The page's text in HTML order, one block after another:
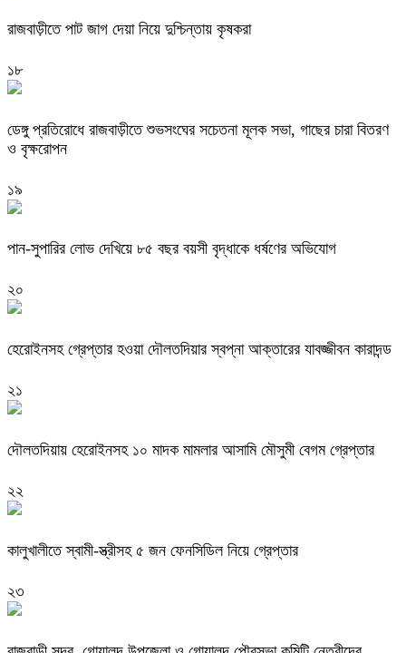
রাজবাড়ীতে পাট জাগ দেয়া নিয়ে দুশ্চিন্তায় কৃষকরা
১৮
ডেঙ্গু প্রতিরোধে রাজবাড়ীতে শুভসংঘের সচেতনা মূলক সভা, গাছের চারা বিতরণ
ও বৃক্ষরোপন
১৯
পান-সুপারির লোভ দেখিয়ে ৮৫ বছর বয়সী বৃদ্ধাকে ধর্ষণের অভিযোগ
২০
হেরোইনসহ গ্রেপ্তার হওয়া দৌলতদিয়ার স্বপ্না আক্তারের যাবজ্জীবন কারাদন্ড
২১
দৌলতদিয়ায় হেরোইনসহ ১০ মাদক মামলার আসামি মৌসুমী বেগম গ্রেপ্তার
২২
কালুখালীতে স্বামী-স্ত্রীসহ ৫ জন ফেনসিডিল নিয়ে গ্রেপ্তার
২৩